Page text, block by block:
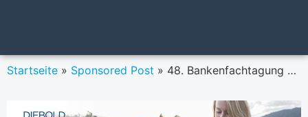
Startseite » Sponsored Post » 48. Bankenfachtagung Rotttach-Egern